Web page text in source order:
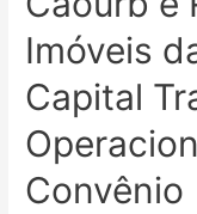
Imóveis
Capital
Convênio